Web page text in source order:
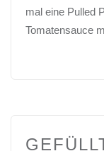
mal eine Pulled
Tomatensauce